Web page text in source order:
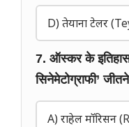
D) तेयाना टेलर
7. ऑस्कर के इतिहास
सिनेमेटोग्राफी’
A) राहेल मॉरिसन